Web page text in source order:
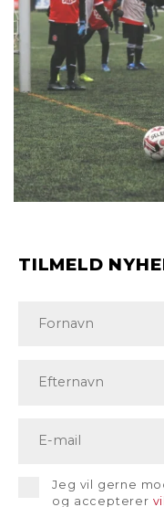
TILMELD
Jeg vil gerne
og accepterer